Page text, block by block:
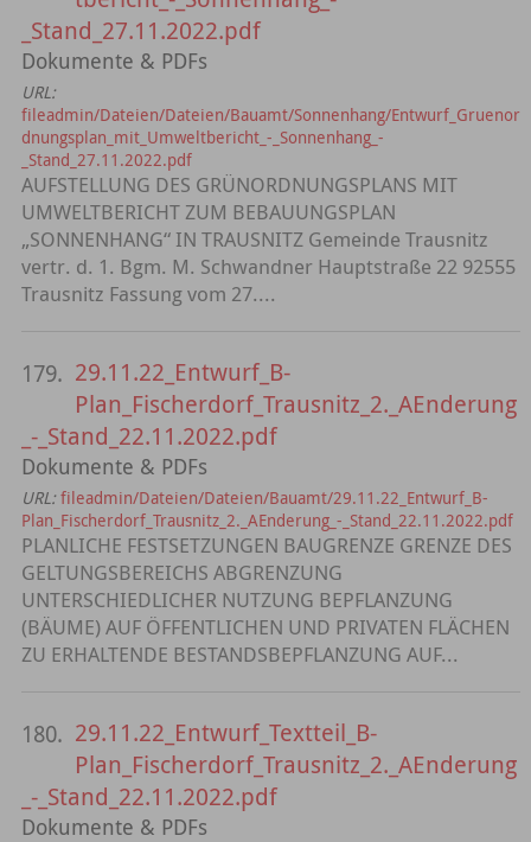
_Stand_27.11.2022.pdf
Dokumente & PDFs
URL:
fileadmin/Dateien/Dateien/Bauamt/Sonnenhang/Entwurf_Gruenor
dnungsplan_mit_Umweltbericht_-_Sonnenhang_-
_Stand_27.11.2022.pdf
AUFSTELLUNG DES GRÜNORDNUNGSPLANS MIT
UMWELTBERICHT ZUM BEBAUUNGSPLAN
„SONNENHANG“ IN TRAUSNITZ Gemeinde Trausnitz
vertr. d. 1. Bgm. M. Schwandner Hauptstraße 22 92555
Trausnitz Fassung vom 27....
179. 29.11.22_Entwurf_B-
Plan_Fischerdorf_Trausnitz_2._AEnderung
_-_Stand_22.11.2022.pdf
Dokumente & PDFs
URL: fileadmin/Dateien/Dateien/Bauamt/29.11.22_Entwurf_B-
Plan_Fischerdorf_Trausnitz_2._AEnderung_-_Stand_22.11.2022.pdf
PLANLICHE FESTSETZUNGEN BAUGRENZE GRENZE DES
GELTUNGSBEREICHS ABGRENZUNG
UNTERSCHIEDLICHER NUTZUNG BEPFLANZUNG
(BÄUME) AUF ÖFFENTLICHEN UND PRIVATEN FLÄCHEN
ZU ERHALTENDE BESTANDSBEPFLANZUNG AUF...
180. 29.11.22_Entwurf_Textteil_B-
Plan_Fischerdorf_Trausnitz_2._AEnderung
_-_Stand_22.11.2022.pdf
Dokumente & PDFs